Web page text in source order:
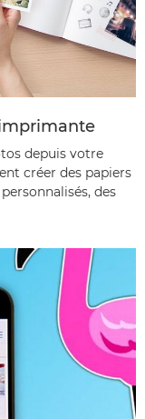
depuis votre
créer des papiers
des